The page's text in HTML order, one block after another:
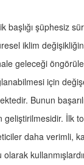
başlığı şüphesiz
iklim
geleceği
için
Bunun
geliştirilmesidir. İlk
daha verimli,
olarak